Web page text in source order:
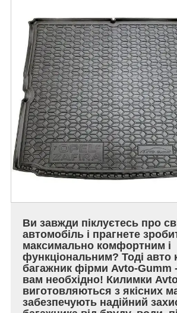
Ви завжди піклуєтесь про
автомобіль і прагнете
максимально комфортним і
функціональним? Тоді авто
багажник фірми Avto-Gumm
вам необхідно! Килимки
виготовляються з якісних
забезпечують надійний